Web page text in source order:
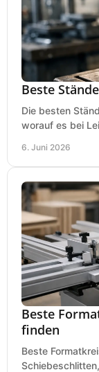
Beste
Die besten
worauf es bei
6. Juni 2026
Beste
finden
Beste